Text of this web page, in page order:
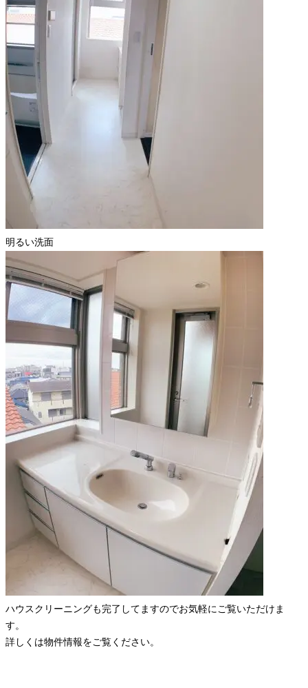
明るい洗面
ハウスクリーニングも完了してますのでお気軽にご覧いただけま
す。
詳しくは物件情報をご覧ください。